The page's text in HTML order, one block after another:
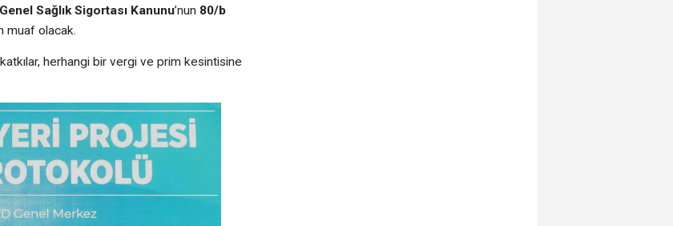
Sağlık Sigortası Kanunu’nun 80/b
muaf olacak.
herhangi bir vergi ve prim kesintisine